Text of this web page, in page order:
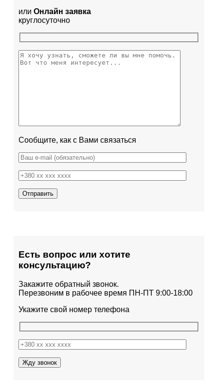
или Онлайн заявка
круглосуточно
Сообщите, как с Вами связаться
Есть вопрос или хотите
консультацию?
Закажите обратный звонок.
Перезвоним в рабочее время ПН-ПТ 9:00-18:00
Укажите свой номер телефона